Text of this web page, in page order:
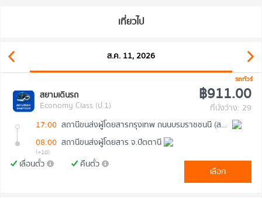
เที่ยวไป
ส.ค. 11, 2026
รถทัวร์
สยามเดินรถ
Economy Class (ป.1)
฿911.00
ที่นั่งว่าง: 29
17:00
สถานีขนส่งผู้โดยสารกรุงเทพ ถนนบรมราชชนนี (สายใต้ใหม่)
08:00 สถานีขนส่งผู้โดยสาร จ.ปัตตานี
(+1d)
เลื่อนตั๋ว คืนตั๋ว
เลือก